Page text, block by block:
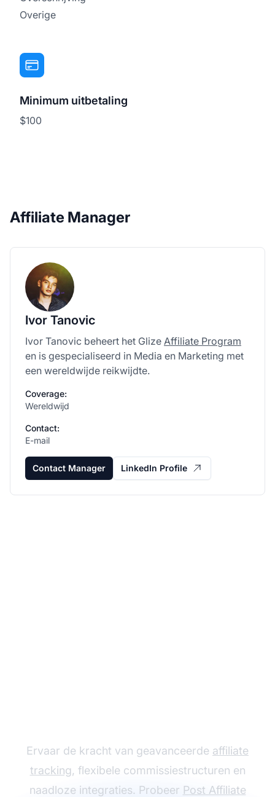
Overige
Minimum uitbetaling
$100
Affiliate Manager
Ivor Tanovic
Ivor Tanovic beheert het Glize Affiliate Program
en is gespecialiseerd in Media en Marketing met
een wereldwijde reikwijdte.
Coverage:
Wereldwijd
Contact:
E-mail
Contact Manager LinkedIn Profile
Ervaar de kracht van geavanceerde affiliate
tracking, flexibele commissiestructuren en
naadloze integraties. Probeer Post Affiliate